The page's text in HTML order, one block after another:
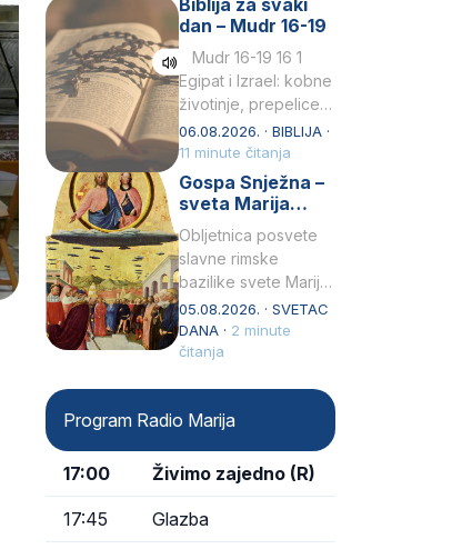
Petar u svojoj
drugoj…
Biblija za svaki
dan – Mudr 16-19
Mudr 16-19 16 1
Egipat i Izrael: kobne
životinje, prepelice
Zato bijahu
primjereno kažnjeni
sličnim životinjamai
mučeni mnoštvom
06.08.2026. · BIBLIJA ·
11 minute čitanja
Gospa Snježna –
sveta Marija
Velika, zaštitnica
rimske bazilike
Obljetnica posvete
slavne rimske
bazilike svete Marije
Velike (Santa Maria
Maggiore) u narodu
se slavi kao Gospa
05.08.2026. · SVETAC
DANA · 2 minute
čitanja
Program Radio Marija
17:00 Živimo zajedno (R)
17:45 Glazba